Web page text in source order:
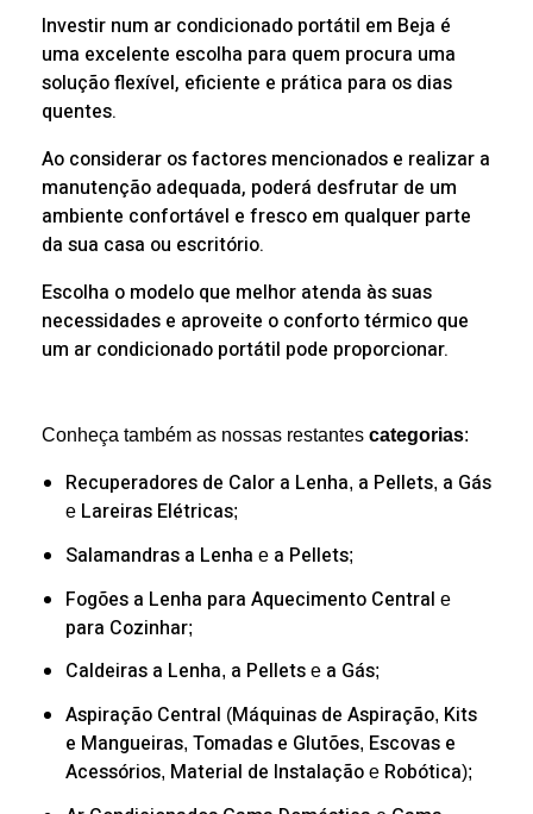
Investir num ar condicionado portátil em Beja é
uma excelente escolha para quem procura uma
solução flexível, eficiente e prática para os dias
quentes.
Ao considerar os factores mencionados e realizar a
manutenção adequada, poderá desfrutar de um
ambiente confortável e fresco em qualquer parte
da sua casa ou escritório.
Escolha o modelo que melhor atenda às suas
necessidades e aproveite o conforto térmico que
um ar condicionado portátil pode proporcionar.
Conheça também as nossas restantes categorias:
Recuperadores de Calor a Lenha, a Pellets, a Gás
e Lareiras Elétricas;
Salamandras a Lenha e a Pellets;
Fogões a Lenha para Aquecimento Central e
para Cozinhar;
Caldeiras a Lenha, a Pellets e a Gás;
Aspiração Central (Máquinas de Aspiração, Kits
e Mangueiras, Tomadas e Glutões, Escovas e
Acessórios, Material de Instalação e Robótica);